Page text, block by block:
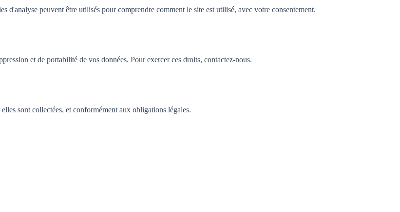
d'analyse peuvent être utilisés pour comprendre comment le site est utilisé, avec votre consentement.
et de portabilité de vos données. Pour exercer ces droits, contactez-nous.
sont collectées, et conformément aux obligations légales.